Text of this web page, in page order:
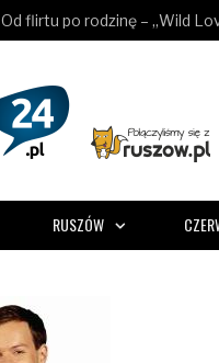
Od flirtu po rodzinę – „Wild
RUSZÓW